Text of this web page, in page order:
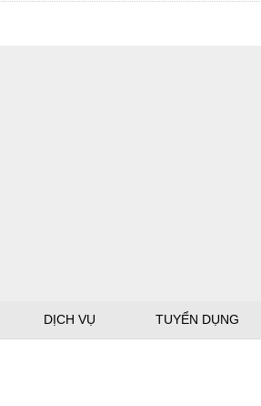
DỊCH VỤ TUYỂN DỤNG